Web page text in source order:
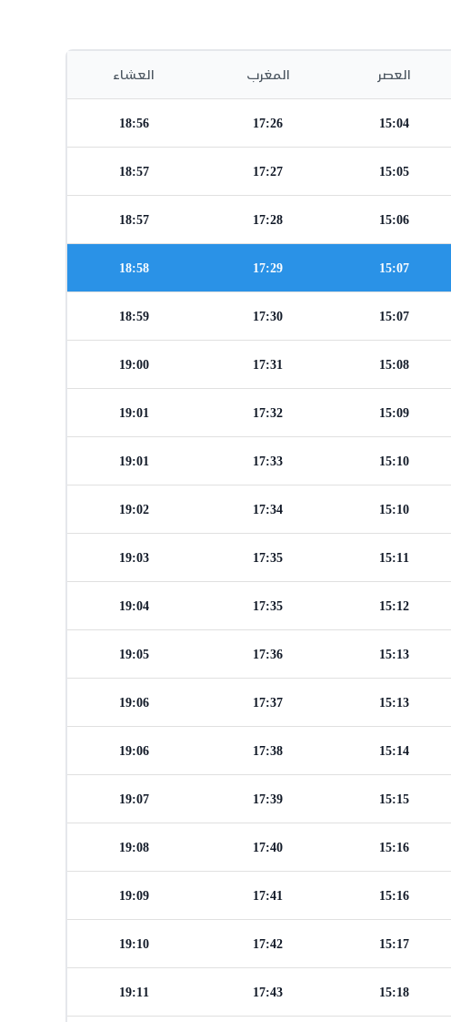
العصر المغرب العشاء
15:04
17:26
18:56
15:05
17:27
18:57
15:06
17:28
18:57
15:07
17:29
18:58
15:07
17:30
18:59
15:08
17:31
19:00
15:09
17:32
19:01
15:10
17:33
19:01
15:10
17:34
19:02
15:11
17:35
19:03
15:12
17:35
19:04
15:13
17:36
19:05
15:13
17:37
19:06
15:14
17:38
19:06
15:15
17:39
19:07
15:16
17:40
19:08
15:16
17:41
19:09
15:17
17:42
19:10
15:18
17:43
19:11